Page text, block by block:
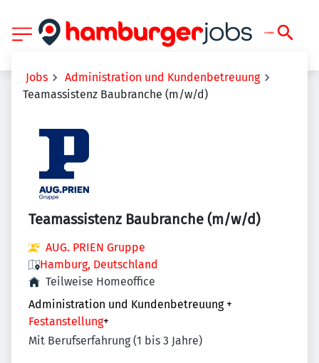
Jobs
Administration und Kundenbetreuung
Teamassistenz Baubranche (m/w/d)
Teamassistenz Baubranche (m/w/d)
AUG. PRIEN Gruppe
Hamburg, Deutschland
Teilweise Homeoffice
Administration und Kundenbetreuung +
Festanstellung+
Mit Berufserfahrung (1 bis 3 Jahre)